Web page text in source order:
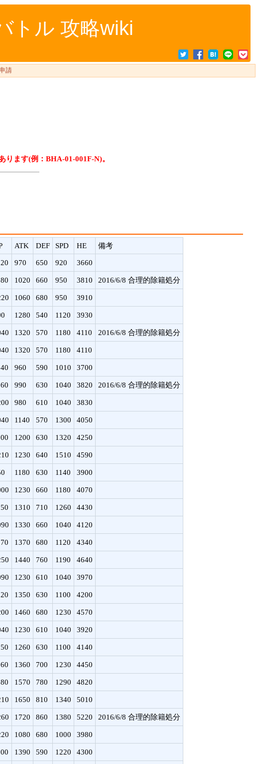
トル 攻略wiki
請
ます(例：BHA-01-001F-N)。
ATK DEF SPD HE 備考
970 650 920 3660
1020 660 950 3810 2016/6/8 合理的除籍処分
1060 680 950 3910
1280 540 1120 3930
1320 570 1180 4110 2016/6/8 合理的除籍処分
1320 570 1180 4110
960 590 1010 3700
990 630 1040 3820 2016/6/8 合理的除籍処分
980 610 1040 3830
1140 570 1300 4050
1200 630 1320 4250
1230 640 1510 4590
1180 630 1140 3900
1230 660 1180 4070
1310 710 1260 4430
1330 660 1040 4120
1370 680 1120 4340
1440 760 1190 4640
1230 610 1040 3970
1350 630 1100 4200
1460 680 1230 4570
1230 610 1040 3920
1260 630 1100 4140
1360 700 1230 4450
1570 780 1290 4820
1650 810 1340 5010
1720 860 1380 5220 2016/6/8 合理的除籍処分
1080 680 1000 3980
1390 590 1220 4300